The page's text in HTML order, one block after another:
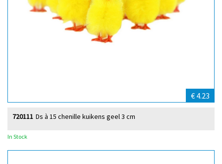
€ 4.23
Ds à 15 chenille kuikens geel 3 cm
720111
In Stock